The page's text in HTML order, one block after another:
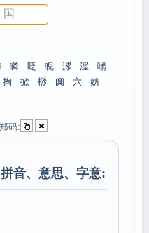
瞵 眨 睨 漯 渥
喘
掏 掀 桫 阒 六
妨
码:
音、意思、字意: